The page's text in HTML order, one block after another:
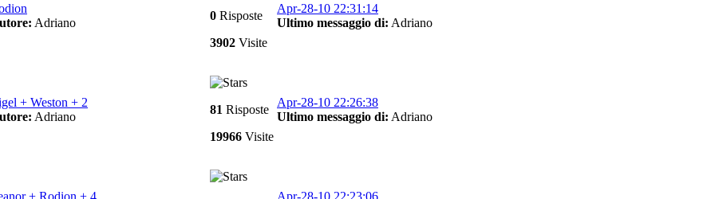
Adriano
0 Risposte
3902 Visite
Apr-28-10 22:31:14
Ultimo messaggio di: Adriano
+ Weston + 2
Adriano
81 Risposte
19966 Visite
Apr-28-10 22:26:38
Ultimo messaggio di: Adriano
+ Rodion + 4 Apr-28-10 22:23:06